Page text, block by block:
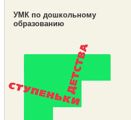
УМК по дошкольному
образованию